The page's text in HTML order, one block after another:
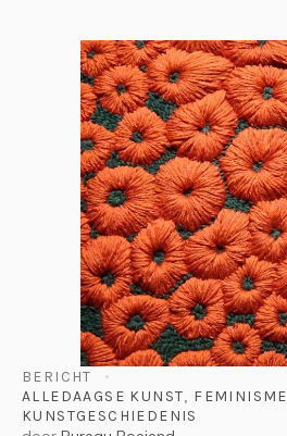
BERICHT
ALLEDAAGSE KUNST, FEMINISME
KUNSTGESCHIEDENIS